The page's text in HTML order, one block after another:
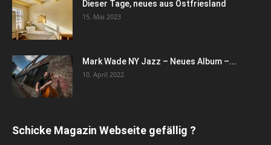
Dieser Tage, neues aus Ostfriesland
15. Mai 2023
Mark Wade NY Jazz – Neues Album –...
10. April 2022
Schicke Magazin Webseite gefällig ?